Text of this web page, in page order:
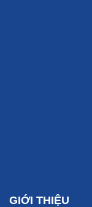
GIỚI THIỆU